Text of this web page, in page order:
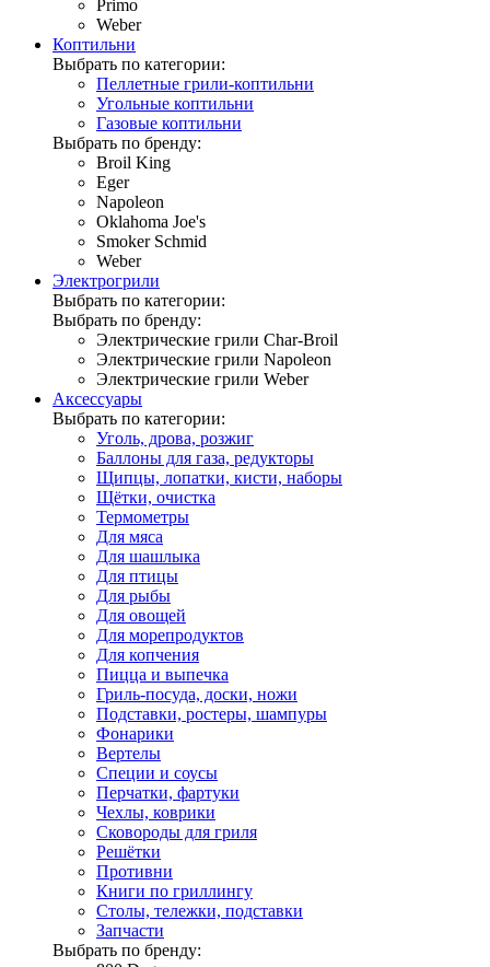
Primo
Weber
Коптильни
Выбрать по категории:
Пеллетные грили-коптильни
Угольные коптильни
Газовые коптильни
Выбрать по бренду:
Broil King
Eger
Napoleon
Oklahoma Joe's
Smoker Schmid
Weber
Электрогрили
Выбрать по категории:
Выбрать по бренду:
Электрические грили Char-Broil
Электрические грили Napoleon
Электрические грили Weber
Аксессуары
Выбрать по категории:
Уголь, дрова, розжиг
Баллоны для газа, редукторы
Щипцы, лопатки, кисти, наборы
Щётки, очистка
Термометры
Для мяса
Для шашлыка
Для птицы
Для рыбы
Для овощей
Для морепродуктов
Для копчения
Пицца и выпечка
Гриль-посуда, доски, ножи
Подставки, ростеры, шампуры
Фонарики
Вертелы
Специи и соусы
Перчатки, фартуки
Чехлы, коврики
Сковороды для гриля
Решётки
Противни
Книги по гриллингу
Столы, тележки, подставки
Запчасти
Выбрать по бренду: